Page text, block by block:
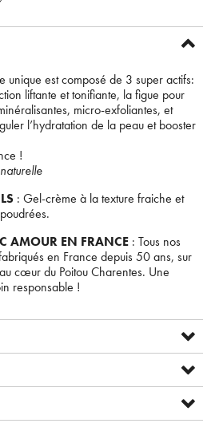
unique est composé de 3 super actifs:
liftante et tonifiante, la figue pour
micro-exfoliantes, et
l’hydratation de la peau et booster
!
: Gel-crème à la texture fraiche et
EN FRANCE : Tous nos
en France depuis 50 ans, sur
cœur du Poitou Charentes. Une
responsable !